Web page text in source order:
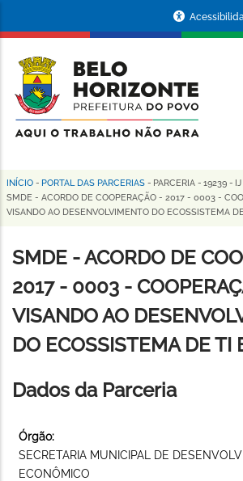
conteúdo
principal
da
Prefeitura
de
Horizonte
Trilha
de
navegação
INÍCIO - PORTAL DAS PARCERIAS - PARCERIA - 19239 - IJ
SMDE - ACORDO DE COOPERAÇÃO - 2017 - 0003 -
VISANDO AO DESENVOLVIMENTO DO ECOSSISTEMA
SMDE - ACORDO DE
2017 - 0003 -
VISANDO AO
DO ECOSSISTEMA DE TI
Dados da Parceria
Órgão:
SECRETARIA MUNICIPAL DE
ECONÔMICO